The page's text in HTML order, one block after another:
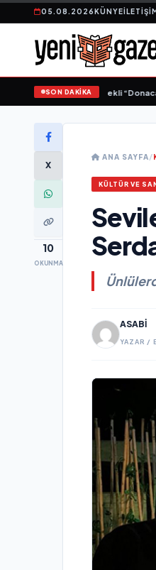
05.08.2026KÜNYE
SON DAKİKA
Samlı ‘dan İkinci Tekli
X
10
OKUNMA
ANA SAYFA/
KÜLTÜR VE
ASABI
YAZAR /